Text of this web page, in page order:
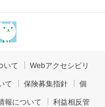
いて Webアクセシビリ
て 保険募集指針 個
報について 利益相反管